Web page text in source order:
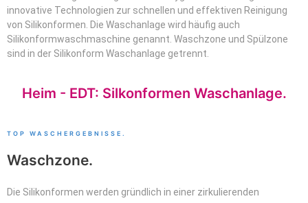
innovative Technologien zur schnellen und effektiven Reinigung
von Silikonformen. Die Waschanlage wird häufig auch
Silikonformwaschmaschine genannt. Waschzone und Spülzone
sind in der Silikonform Waschanlage getrennt.
Heim - EDT: Silkonformen Waschanlage.
TOP WASCHERGEBNISSE.
Waschzone.
Die Silikonformen werden gründlich in einer zirkulierenden